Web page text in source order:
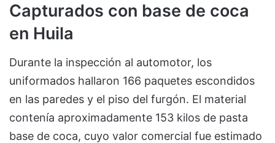
Capturados con base de coca
en Huila
Durante la inspección al automotor, los
uniformados hallaron 166 paquetes escondidos
en las paredes y el piso del furgón. El material
contenía aproximadamente 153 kilos de pasta
base de coca, cuyo valor comercial fue estimado